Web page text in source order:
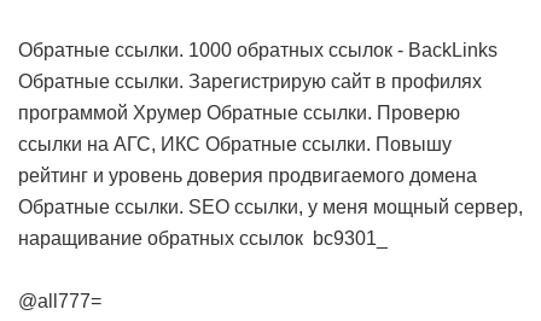
Обратные ссылки. 1000 обратных ссылок - BackLinks
Обратные ссылки. Зарегистрирую сайт в профилях
программой Хрумер Обратные ссылки. Проверю
ссылки на АГС, ИКС Обратные ссылки. Повышу
рейтинг и уровень доверия продвигаемого домена
Обратные ссылки. SEO ссылки, у меня мощный сервер,
наращивание обратных ссылок bc9301_
@all777=